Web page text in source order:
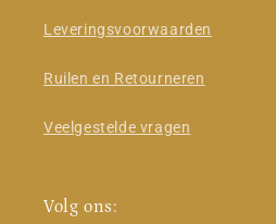
Leveringsvoorwaarden
Ruilen en Retourneren
Veelgestelde vragen
Volg ons: